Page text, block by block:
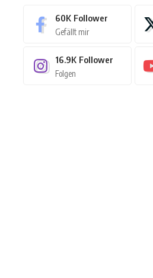
60K Follower
Gefällt mir
16.9K Follower
Folgen